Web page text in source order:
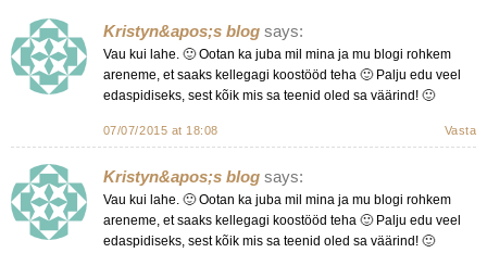
Kristyn&apos;s blog says:
Vau kui lahe. 🙂 Ootan ka juba mil mina ja mu blogi rohkem
areneme, et saaks kellegagi koostööd teha 🙂 Palju edu veel
edaspidiseks, sest kõik mis sa teenid oled sa väärind! 🙂
07/07/2015 at 18:08 Vasta
Kristyn&apos;s blog says:
Vau kui lahe. 🙂 Ootan ka juba mil mina ja mu blogi rohkem
areneme, et saaks kellegagi koostööd teha 🙂 Palju edu veel
edaspidiseks, sest kõik mis sa teenid oled sa väärind! 🙂